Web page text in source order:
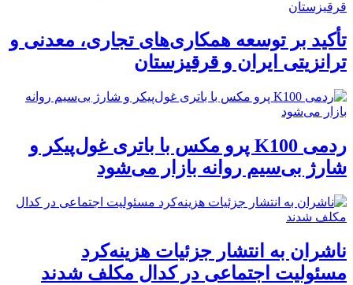
تأکید بر توسعه همکاری‌های تجاری، معدنی و
ترانزیتی ایران و قرقیزستان
ردمی K100 پرو مکس با باتری غول‌پیکر و
شارژ بی‌سیم روانه بازار می‌شود
ناشران به انتشار جزئیات هزینه‌کرد
مسئولیت اجتماعی در کدال مکلف شدند